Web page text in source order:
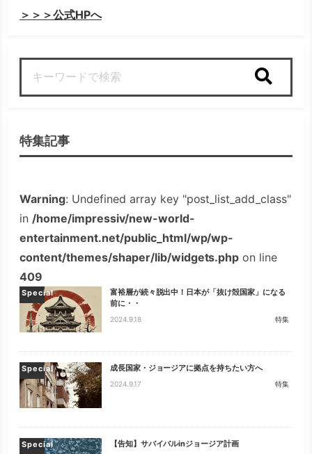
＞＞＞公式HPへ
特集記事
Warning: Undefined array key "post_list_add_class"
in /home/impressiv/new-world-
entertainment.net/public_html/wp/wp-
content/themes/shaper/lib/widgets.php on line
409
Special
富裕層が続々脱出中！日本が「抜け殻国家」になる
前に・・
2024.9.18 特集
Special 成長国家・ジョージアに拠点を持ちたい方へ
2024.9.17 特集
Special 【告知】サバイバルinジョージア計画